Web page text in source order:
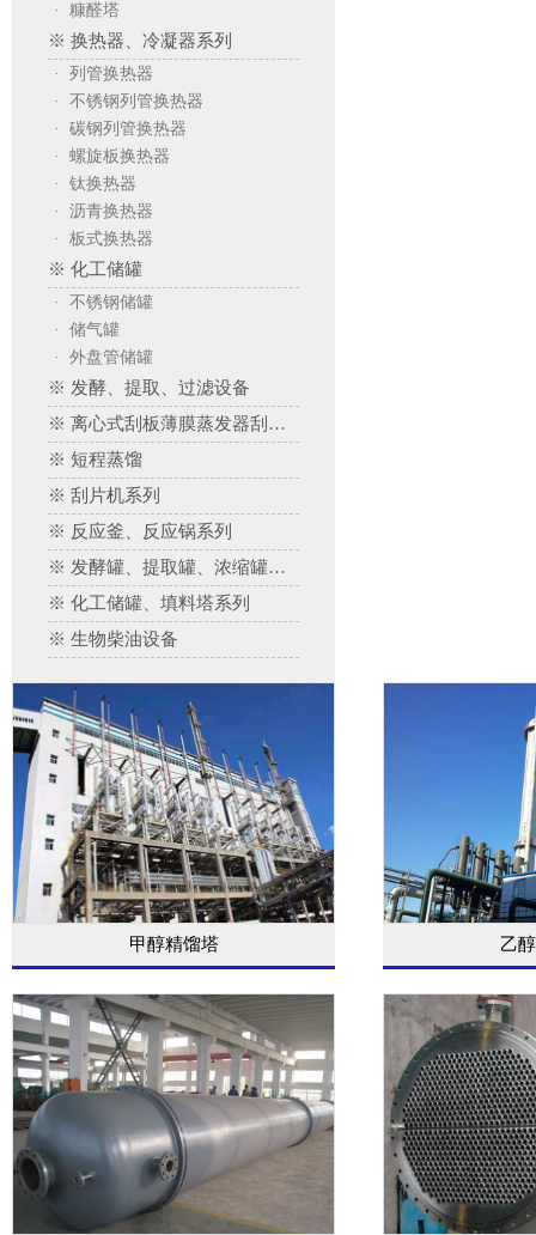
· 糠醛塔
※ 换热器、冷凝器系列
· 列管换热器
· 不锈钢列管换热器
· 碳钢列管换热器
· 螺旋板换热器
· 钛换热器
· 沥青换热器
· 板式换热器
※ 化工储罐
· 不锈钢储罐
· 储气罐
· 外盘管储罐
※ 发酵、提取、过滤设备
※ 离心式刮板薄膜蒸发器刮板蒸发器、多效蒸发器
※ 短程蒸馏
※ 刮片机系列
※ 反应釜、反应锅系列
※ 发酵罐、提取罐、浓缩罐系列
※ 化工储罐、填料塔系列
※ 生物柴油设备
甲醇精馏塔 乙